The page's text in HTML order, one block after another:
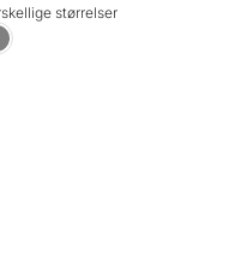
størrelser